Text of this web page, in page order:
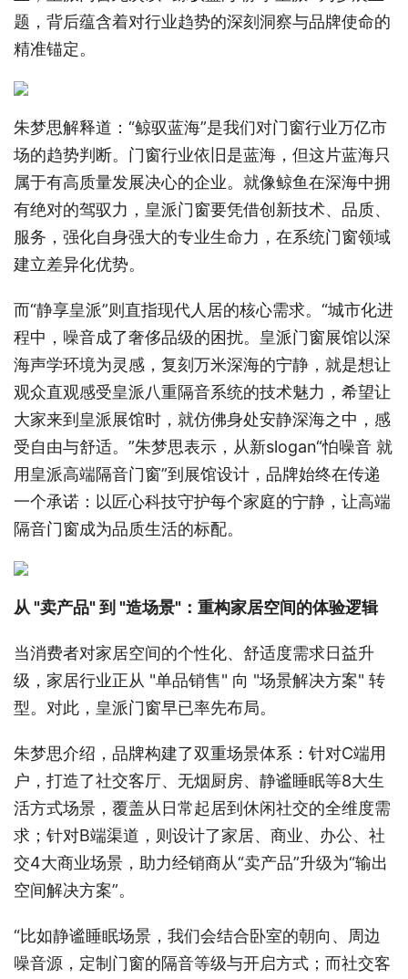
题，背后蕴含着对行业趋势的深刻洞察与品牌使命的
精准锚定。
朱梦思解释道：“鲸驭蓝海”是我们对门窗行业万亿市
场的趋势判断。门窗行业依旧是蓝海，但这片蓝海只
属于有高质量发展决心的企业。就像鲸鱼在深海中拥
有绝对的驾驭力，皇派门窗要凭借创新技术、品质、
服务，强化自身强大的专业生命力，在系统门窗领域
建立差异化优势。
而“静享皇派”则直指现代人居的核心需求。“城市化进
程中，噪音成了奢侈品级的困扰。皇派门窗展馆以深
海声学环境为灵感，复刻万米深海的宁静，就是想让
观众直观感受皇派八重隔音系统的技术魅力，希望让
大家来到皇派展馆时，就仿佛身处安静深海之中，感
受自由与舒适。”朱梦思表示，从新slogan“怕噪音 就
用皇派高端隔音门窗”到展馆设计，品牌始终在传递
一个承诺：以匠心科技守护每个家庭的宁静，让高端
隔音门窗成为品质生活的标配。
从 "卖产品" 到 "造场景"：重构家居空间的体验逻辑
当消费者对家居空间的个性化、舒适度需求日益升
级，家居行业正从 "单品销售" 向 "场景解决方案" 转
型。对此，皇派门窗早已率先布局。
朱梦思介绍，品牌构建了双重场景体系：针对C端用
户，打造了社交客厅、无烟厨房、静谧睡眠等8大生
活方式场景，覆盖从日常起居到休闲社交的全维度需
求；针对B端渠道，则设计了家居、商业、办公、社
交4大商业场景，助力经销商从“卖产品”升级为“输出
空间解决方案”。
“比如静谧睡眠场景，我们会结合卧室的朝向、周边
噪音源，定制门窗的隔音等级与开启方式；而社交客